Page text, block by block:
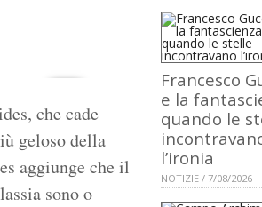
che cade
geloso della
aggiunge che il
sono o
Francesco
e la
quando le
l’ironia
NOTIZIE / 7/08/2026